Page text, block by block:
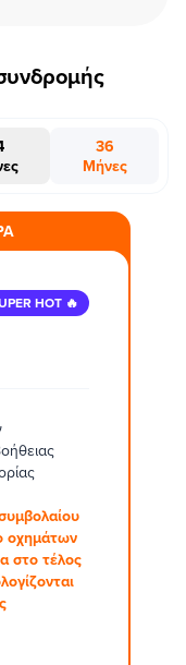
36
Μήνες
HOT 🔥
οχημάτων
στο τέλος